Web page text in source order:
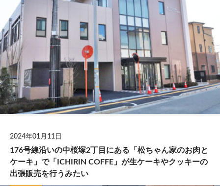
2024年01月11日
176号線沿いの中桜塚2丁目にある「松ちゃん家のお肉と
ケーキ」で「ICHIRIN COFFE」が生ケーキやクッキーの
出張販売を行うみたい